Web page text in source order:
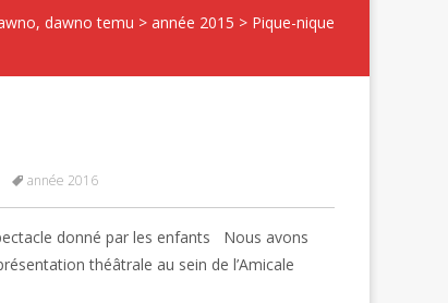
dawno temu > année 2015 > Pique-nique
année 2016
donné par les enfants Nous avons
théâtrale au sein de l’Amicale